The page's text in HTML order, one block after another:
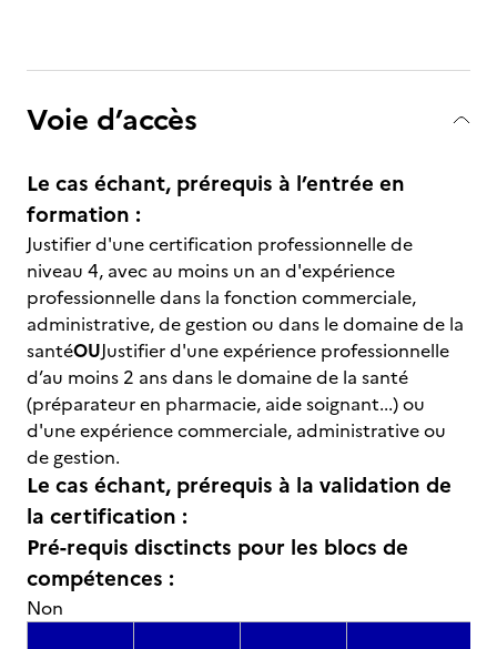
Voie d’accès
Le cas échant, prérequis à l’entrée en
formation :
Justifier d'une certification professionnelle de
niveau 4, avec au moins un an d'expérience
professionnelle dans la fonction commerciale,
administrative, de gestion ou dans le domaine de la
santéOUJustifier d'une expérience professionnelle
d’au moins 2 ans dans le domaine de la santé
(préparateur en pharmacie, aide soignant...) ou
d'une expérience commerciale, administrative ou
de gestion.
Le cas échant, prérequis à la validation de
la certification :
Pré-requis disctincts pour les blocs de
compétences :
Non